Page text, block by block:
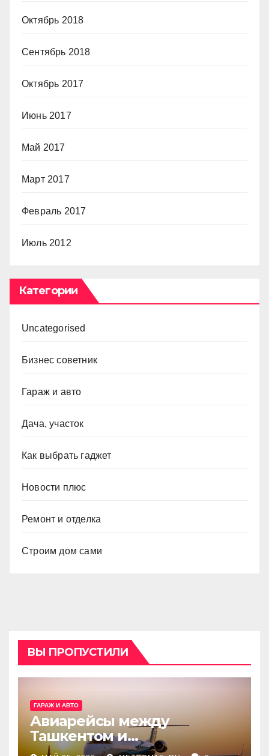
Октябрь 2018
Сентябрь 2018
Октябрь 2017
Июнь 2017
Май 2017
Март 2017
Февраль 2017
Июль 2012
Категории
Uncategorised
Бизнес советник
Гараж и авто
Дача, участок
Как выбрать гаджет
Новости плюс
Ремонт и отделка
Строим дом сами
ВЫ ПРОПУСТИЛИ
ГАРАЖ И АВТО
Авиарейсы между
Ташкентом и
Екатеринбургом